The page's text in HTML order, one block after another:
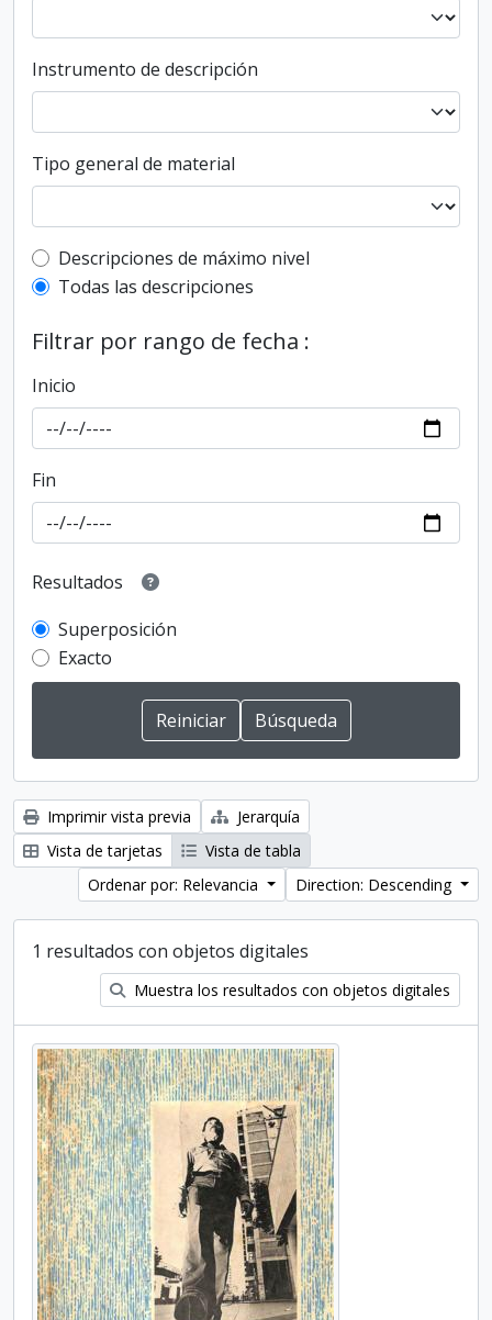
Instrumento de descripción
Tipo general de material
Top-level description filter
Descripciones de máximo nivel
Todas las descripciones
Filtrar por rango de fecha :
Inicio
Fin
Resultados
Superposición
Exacto
Imprimir vista previa
Jerarquía
Vista de tarjetas
Vista de tabla
Ordenar por: Relevancia
Direction: Descending
1 resultados con objetos digitales
Muestra los resultados con objetos digitales